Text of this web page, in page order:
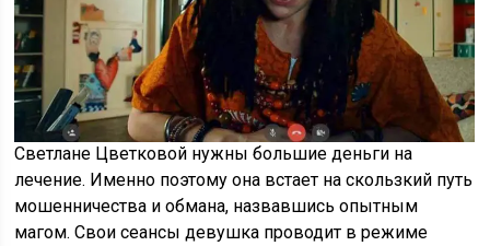
Светлане Цветковой нужны большие деньги на
лечение. Именно поэтому она встает на скользкий путь
мошенничества и обмана, назвавшись опытным
магом. Свои сеансы девушка проводит в режиме